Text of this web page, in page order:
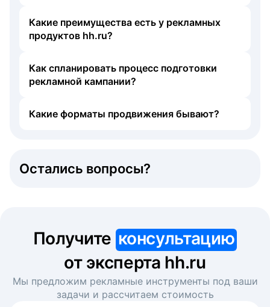
Какие преимущества есть у рекламных
продуктов hh.ru?
Как спланировать процесс подготовки
рекламной кампании?
Какие форматы продвижения бывают?
Остались вопросы?
Получите консультацию
от эксперта hh.ru
Мы предложим рекламные инструменты под ваши
задачи и рассчитаем стоимость